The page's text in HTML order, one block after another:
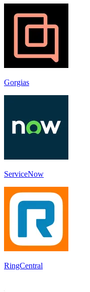
Gorgias
ServiceNow
RingCentral